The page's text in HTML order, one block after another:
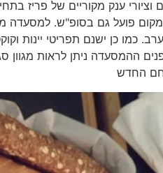
וציורי ענק מקוריים של פריז
פועל גם בסופ"ש. למסעדה
כמו כן ישנם תפריטי יינות
ההמסעדה ניתן לראות
החדש